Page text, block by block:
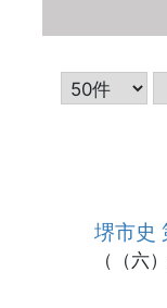
堺市史
（（六